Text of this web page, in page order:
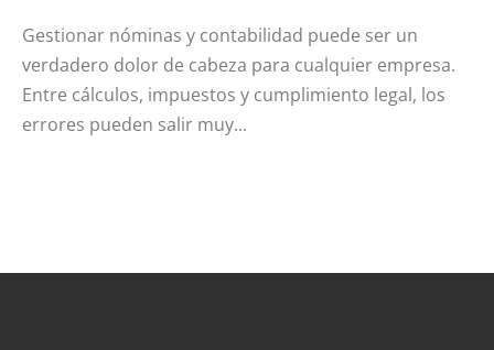
Gestionar nóminas y contabilidad puede ser un
verdadero dolor de cabeza para cualquier empresa.
Entre cálculos, impuestos y cumplimiento legal, los
errores pueden salir muy...